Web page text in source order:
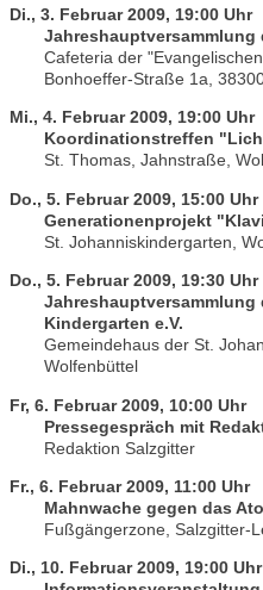
Di., 3. Februar 2009, 19:00 Uhr
Jahreshauptversammlung
Cafeteria der
Bonhoeffer-Straße 1a,
Mi., 4. Februar 2009, 19:00 Uhr
Koordinationstreffen
St. Thomas, Jahnstraße,
Do., 5. Februar 2009, 15:00 Uhr
Generationenprojekt
St. Johanniskindergarten,
Do., 5. Februar 2009, 19:30 Uhr
Kindergarten e.V.
Gemeindehaus der St.
Wolfenbüttel
Fr, 6. Februar 2009, 10:00 Uhr
Pressegespräch mit
Redaktion Salzgitter
Fr., 6. Februar 2009, 11:00 Uhr
Mahnwache gegen das
Fußgängerzone, Salzgitter-
Di., 10. Februar 2009, 19:00 Uhr